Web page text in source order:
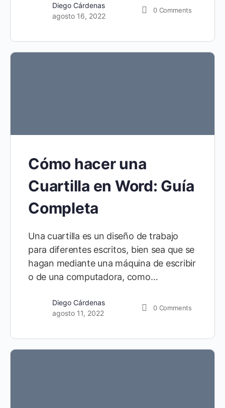
Diego Cárdenas
agosto 16, 2022
0 Comments
Cómo hacer una
Cuartilla en Word: Guía
Completa
Una cuartilla es un diseño de trabajo
para diferentes escritos, bien sea que se
hagan mediante una máquina de escribir
o de una computadora, como…
Diego Cárdenas
agosto 11, 2022
0 Comments